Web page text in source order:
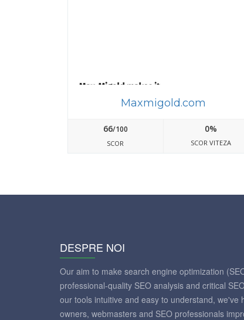
Maxmigold.com
66/100
SCOR
0%
SCOR VITEZA
DESPRE NOI
Our aim to make search engine optimization
professional-quality SEO analysis and critical
our tools intuitive and easy to understand, we've
owners, webmasters and SEO professionals